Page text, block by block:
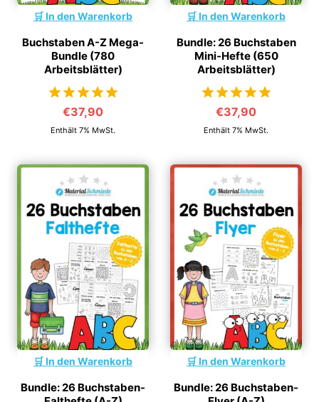
In den Warenkorb
Buchstaben A-Z Mega-
Bundle (780
Arbeitsblätter)
von 5
€37,90
Enthält 7% MwSt.
In den Warenkorb
Bundle: 26 Buchstaben
Mini-Hefte (650
Arbeitsblätter)
von 5
€37,90
Enthält 7% MwSt.
In den Warenkorb
Bundle: 26 Buchstaben-
In den Warenkorb
Bundle: 26 Buchstaben-